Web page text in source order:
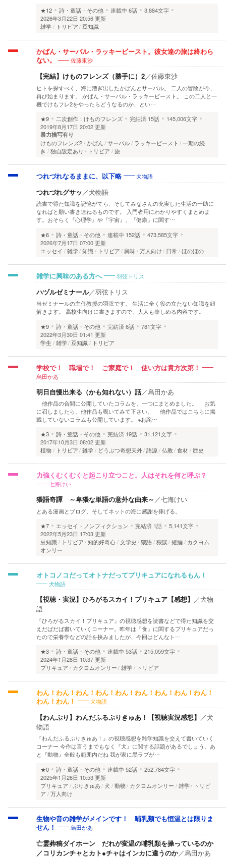
★12
詩・童話・その他 連載中 6話
3,884文字
2026年3月22日 20:56 更新
雑学
トリビア 豆知識
かばん・サーバル・ラッキービースト。彼女達の旅は終わら
ない。
佐藤東沙
【完結】けものフレンズ（勝手に）2／佐藤東沙
ヒトを探すべく、海に漕ぎ出したかばんとサーバル。 二人の冒険が今、
再び始まります。 かばん・サーバル・ラッキービースト。 この二人と一
機でけもフレ2をやったらどうなるのか、とい…
★9
二次創作：けものフレンズ 完結済 15話
145,006文字
2019年8月17日 20:02 更新
暴力描写有り
けものフレンズ2 かばん サーバル ラッキービースト
一期の続
き
独自設定あり トリビア 旅
つれづれなるままに、以下略 犬物語
つれづれグサッ／犬物語
読書で得た知識を記憶がてら、そしてみなさんの充実した生活の一助に
なればと願い書き連ねるものです。 入門者用にわかりやすくまとめま
す。おそらく『心理学』や『宇宙』、『健康』に関す…
★6
詩・童話・その他 連載中 152話
473,585文字
2026年7月17日 07:00 更新
エッセイ
雑学 知識 トリビア 興味 万人向け 日常 ほのぼの
雑学に興味のある方へ 羽弦トリス
ハヅルゼミナール／羽弦トリス
当ゼミナールの主任教授の羽弦です。 生活に全く役の立たない知識を紐
解きます。 高校生向けに書きますので、大人も楽しめる内容です。
★9
詩・童話・その他 完結済6話
781文字
2022年3月30日 01:41 更新
学生
雑学 豆知識 トリビア
学校で！ 職場で！ ご家庭で！ 使い方は貴方次第！
烏田かあ
明日自慢出来る（かも知れない）話／烏田かあ
他作品の合間に公開していたコラムを、一つにまとめました。 お気
に召しましたら、他作品も覗いてみて下さい。 他作品ではこちらに掲
載していないコラムも公開しています。 ※お詫…
★3
詩・童話・その他 完結済 19話
31,121文字
2017年10月3日 08:02 更新
植物
トリビア 雑学 どうぶつ奇想天外 語源 仏教 食材 歴史
力強くむくむくと起こり立つこと。人はそれを何と呼ぶ？
七海けい
猥語奇譚 ～卑猥な単語の意外な由来～ ／七海けい
とある漫画とブログ、そしてネットの海に感謝を捧げる。
★7
エッセイ・ノンフィクション 完結済 1話
5,141文字
2022年5月23日 17:03 更新
豆知識
トリビア 知的好奇心 文学史 猥語 猥談 短編
カクヨム
オンリー
オトコノコだってオトナだってプリキュアになれるもん！
犬物語
【視聴・実況】ひろがるスカイ！プリキュア【感想】 ／犬物
語
『ひろがるスカイ！プリキュア』の視聴感想を読書などで得た知識を交
えだばだば書いていくコーナー。昨年は『食』に関するプリキュアだっ
たので栄養学などの話を挟みましたが、今回はどんなト…
★3
詩・童話・その他 連載中 53話
215,059文字
2024年1月28日 10:37 更新
プリキュア
カクヨムオンリー 雑学 トリビア
わん！わん！わん！わん！わん！わん！わん！わん！わん！
わん！わん！
犬物語
【わんぷり】わんだふるぷりきゅあ！【視聴実況感想】 ／犬
物語
『わんだふるぷりきゅあ！』の視聴感想を雑学知識を交えて書いていく
コーナー 今作は言うまでもなく『犬』に関する話題があるでしょう。あ
と『動物』全般も範囲内だね 我が家に黒ラブが…
★0
詩・童話・その他 連載中 52話
252,784文字
2025年1月26日 10:53 更新
プリキュア
ぷりきゅあ 犬 動物 カクヨムオンリー 雑学
トリビ
ア
万人向け
生物や音の雑学がメインです！ 哺乳類でも恒温とは限りま
せん！
烏田かあ
亡霊葬稿ダイホーン だれが変温の哺乳類を操っているのか
／コリカンチャとカト●チャはインカに違うのか／烏田かあ